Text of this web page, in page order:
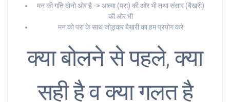
मन की गति दोनो ओर है -> आत्मा (परा) की ओर भी तथा संसार (बैखरी)
की ओर भी
मन को परा के साथ जोड़कर बैखरी का हम प्रयोग करे
क्या बोलने से पहले, क्या
सही है व क्या गलत है